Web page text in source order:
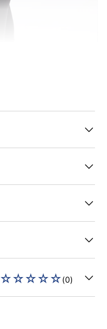
☆☆☆☆☆(0)